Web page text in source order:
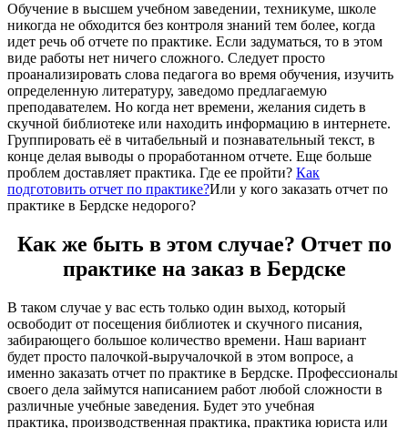
Обучение в высшем учебном заведении, техникуме, школе
никогда не обходится без контроля знаний тем более, когда
идет речь об отчете по практике. Если задуматься, то в этом
виде работы нет ничего сложного. Следует просто
проанализировать слова педагога во время обучения, изучить
определенную литературу, заведомо предлагаемую
преподавателем. Но когда нет времени, желания сидеть в
скучной библиотеке или находить информацию в интернете.
Группировать её в читабельный и познавательный текст, в
конце делая выводы о проработанном отчете. Еще больше
проблем доставляет практика. Где ее пройти? Как
подготовить отчет по практике?Или у кого заказать отчет по
практике в Бердске недорого?
Как же быть в этом случае? Отчет по
практике на заказ в Бердске
В таком случае у вас есть только один выход, который
освободит от посещения библиотек и скучного писания,
забирающего большое количество времени. Наш вариант
будет просто палочкой-выручалочкой в этом вопросе, а
именно заказать отчет по практике в Бердске. Профессионалы
своего дела займутся написанием работ любой сложности в
различные учебные заведения. Будет это учебная
практика, производственная практика, практика юриста или